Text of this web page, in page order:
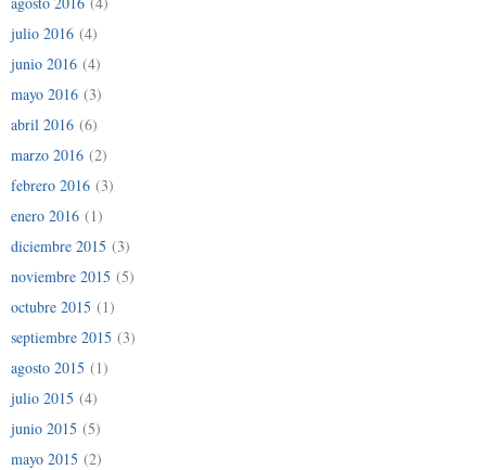
julio 2016 (4)
junio 2016 (4)
mayo 2016 (3)
abril 2016 (6)
marzo 2016 (2)
febrero 2016 (3)
enero 2016 (1)
diciembre 2015 (3)
noviembre 2015 (5)
octubre 2015 (1)
septiembre 2015 (3)
agosto 2015 (1)
julio 2015 (4)
junio 2015 (5)
mayo 2015 (2)